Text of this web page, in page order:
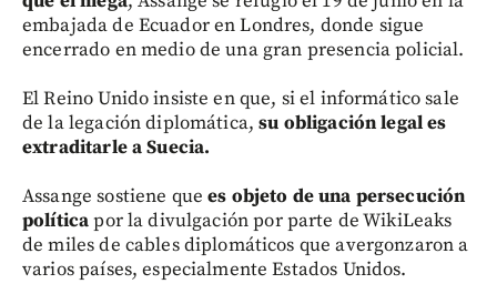
embajada de Ecuador en Londres, donde sigue
encerrado en medio de una gran presencia policial.
El Reino Unido insiste en que, si el informático sale
de la legación diplomática,su obligación legal es
extraditarle a Suecia.
Assange sostiene quees objeto de una persecución
políticapor la divulgación por parte de WikiLeaks
de miles de cables diplomáticos que avergonzaron a
varios países, especialmente Estados Unidos.